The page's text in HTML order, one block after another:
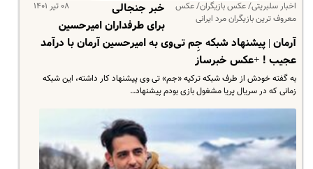
اخبار سلبریتی/ عکس بازیگران/ عکس
معروف ترین بازیگران مرد ایرانی
۰۸ تیر ۱۴۰۱
خبر جنجالی
برای طرفداران امیرحسین
آرمان | پیشنهاد شبکه جِم تی‌وی به امیرحسین آرمان با درآمد
عجیب ! +عکس خبرساز
به گفته خودش از طرف شبکه ترکیه «جم» تی وی پیشنهاد کار داشته، این شبکه
زمانی که در سریال پریا مشغول بازی بودم پیشنهاد…